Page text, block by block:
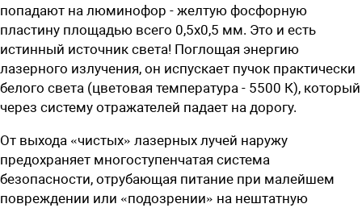
попадают на люминофор - желтую фосфорную
пластину площадью всего 0,5х0,5 мм. Это и есть
истинный источник света! Поглощая энергию
лазерного излучения, он испускает пучок практически
белого света (цветовая температура - 5500 К), который
через систему отражателей падает на дорогу.
От выхода «чистых» лазерных лучей наружу
предохраняет многоступенчатая система
безопасности, отрубающая питание при малейшем
повреждении или «подозрении» на нештатную